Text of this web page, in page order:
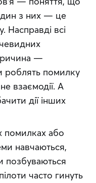
з них — це
Насправді всі
—
роблять помилку
взаємодії. А
дії інших
помилках або
навчаються,
позбуваються
часто гинуть